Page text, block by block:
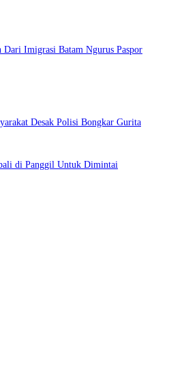
Dari Imigrasi Batam Ngurus Paspor
Desak Polisi Bongkar Gurita
di Panggil Untuk Dimintai